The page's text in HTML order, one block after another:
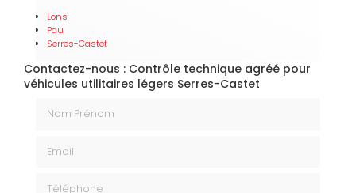
Lons
Pau
Serres-Castet
Contactez-nous : Contrôle technique agréé pour
véhicules utilitaires légers Serres-Castet